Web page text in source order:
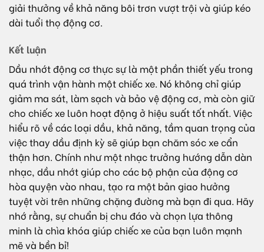
giải thưởng về khả năng bôi trơn vượt trội và giúp kéo
dài tuổi thọ động cơ.
Kết luận
Dầu nhớt động cơ thực sự là một phần thiết yếu trong
quá trình vận hành một chiếc xe. Nó không chỉ giúp
giảm ma sát, làm sạch và bảo vệ động cơ, mà còn giữ
cho chiếc xe luôn hoạt động ở hiệu suất tốt nhất. Việc
hiểu rõ về các loại dầu, khả năng, tầm quan trọng của
việc thay dầu định kỳ sẽ giúp bạn chăm sóc xe cẩn
thận hơn. Chính như một nhạc trưởng hướng dẫn dàn
nhạc, dầu nhớt giúp cho các bộ phận của động cơ
hòa quyện vào nhau, tạo ra một bản giao hưởng
tuyệt vời trên những chặng đường mà bạn đi qua. Hãy
nhớ rằng, sự chuẩn bị chu đáo và chọn lựa thông
minh là chìa khóa giúp chiếc xe của bạn luôn mạnh
mẽ và bền bỉ!